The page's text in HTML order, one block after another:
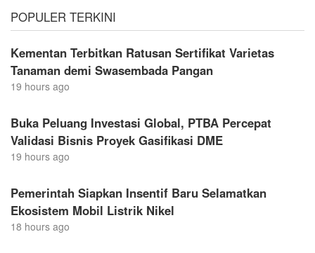
POPULER TERKINI
Kementan Terbitkan Ratusan Sertifikat Varietas
Tanaman demi Swasembada Pangan
19 hours ago
Buka Peluang Investasi Global, PTBA Percepat
Validasi Bisnis Proyek Gasifikasi DME
19 hours ago
Pemerintah Siapkan Insentif Baru Selamatkan
Ekosistem Mobil Listrik Nikel
18 hours ago